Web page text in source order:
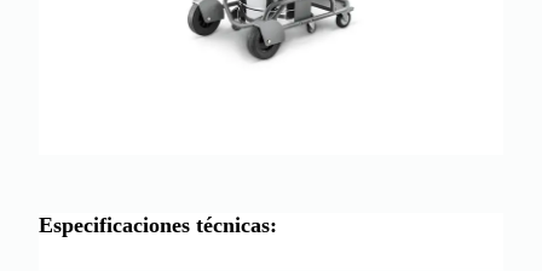
Especificaciones técnicas: